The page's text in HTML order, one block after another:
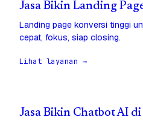
Jasa Bikin Landing
Landing page konversi tinggi
cepat, fokus, siap closing.
Lihat layanan →
Jasa Bikin Chatbot AI